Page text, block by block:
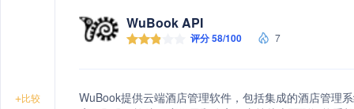
+比较
WuBook API
评分 58/100 7
WuBook提供云端酒店管理软件，包括集成的酒店管理